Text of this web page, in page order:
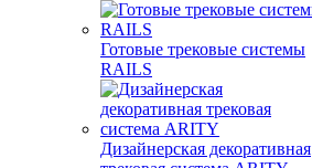
Готовые трековые системы
RAILS
Дизайнерская декоративная